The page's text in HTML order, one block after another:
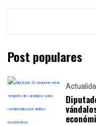
Post populares